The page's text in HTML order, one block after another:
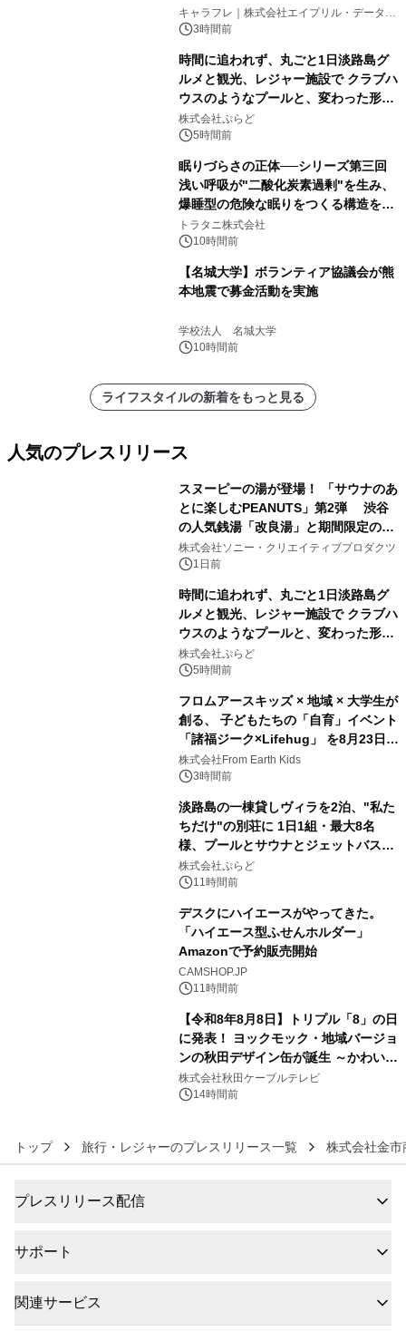
キャラフレ｜株式会社エイプリル・データ・
デザインズ
3時間前
時間に追われず、丸ごと1日淡路島グ
ルメと観光、レジャー施設で クラブハ
ウスのようなプールと、変わった形の
サウナも 「THE BOXY AWAJI」のお
得な素泊まり連泊プランで
株式会社ぷらど
5時間前
眠りづらさの正体──シリーズ第三回
浅い呼吸が"二酸化炭素過剰"を生み、
爆睡型の危険な眠りをつくる構造を解
説
トラタニ株式会社
10時間前
【名城大学】ボランティア協議会が熊
本地震で募金活動を実施
学校法人 名城大学
10時間前
ライフスタイルの新着をもっと見る
人気のプレスリリース
スヌーピーの湯が登場！ 「サウナのあ
とに楽しむPEANUTS」第2弾 渋谷
の人気銭湯「改良湯」と期間限定のコ
ラボレーション サウナイキタイコラ
ボグッズも発売決定！
株式会社ソニー・クリエイティブプロダクツ
1日前
時間に追われず、丸ごと1日淡路島グ
ルメと観光、レジャー施設で クラブハ
ウスのようなプールと、変わった形の
サウナも 「THE BOXY AWAJI」のお
得な素泊まり連泊プランで
株式会社ぷらど
5時間前
フロムアースキッズ × 地域 × 大学生が
創る、 子どもたちの「自育」イベント
「諸福ジーク×Lifehug」 を8月23日
(日)開催
株式会社From Earth Kids
3時間前
淡路島の一棟貸しヴィラを2泊、"私た
ちだけ"の別荘に 1日1組・最大8名
様、プールとサウナとジェットバス付
きで Villa Mon Temps AWAJIの連泊
素泊りプラン
株式会社ぷらど
11時間前
デスクにハイエースがやってきた。
「ハイエース型ふせんホルダー」
Amazonで予約販売開始
CAMSHOP.JP
11時間前
【令和8年8月8日】トリプル「8」の日
に発表！ ヨックモック・地域バージョ
ンの秋田デザイン缶が誕生 ～かわいい
秋田犬の子犬と秋田の四季と名所を巡
るパッケージ～ 9月1日(火)秋田県内で
株式会社秋田ケーブルテレビ
14時間前
トップ 旅行・レジャーのプレスリリース一覧 株式会社金市
プレスリリース配信
サポート
関連サービス